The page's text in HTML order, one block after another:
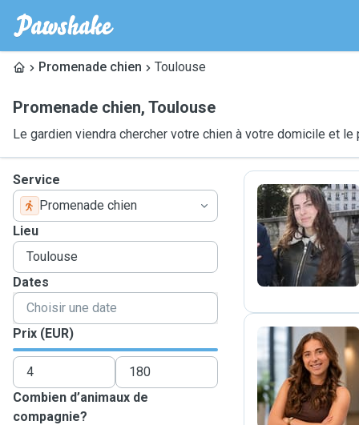
Promenade chien Toulouse
Promenade chien, Toulouse
Le gardien viendra chercher votre chien à votre domicile et
Service
Promenade chien
Lieu
Dates
Prix (EUR)
Combien d’animaux de
compagnie?
C
M